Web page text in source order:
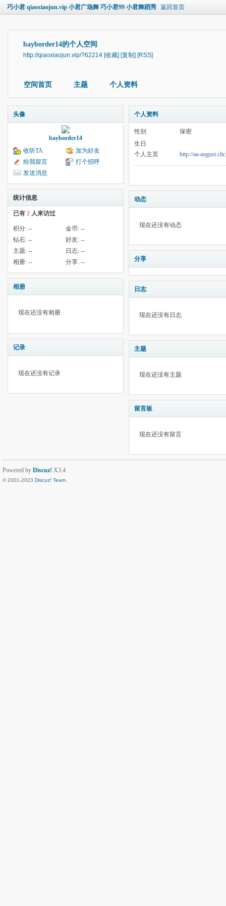
巧小君 qiaoxiaojun.vip 小君广场舞 巧小君99 小君舞蹈秀 返回首页
bayborder14的个人空间
http://qiaoxiaojun.vip/?62214 [收藏] [复制] [RSS]
空间首页 主题 个人资料
头像
bayborder14
收听TA
加为好友
给我留言
打个招呼
发送消息
统计信息
已有 2 人来访过
积分: -- 金币: --
钻石: -- 好友: --
主题: -- 日志: --
相册: -- 分享: --
相册
现在还没有相册
记录
现在还没有记录
个人资料
性别
保密
生日
个人主页
http://aa-
动态
现在还没有动态
分享
日志
现在还没有日志
主题
现在还没有主题
留言板
现在还没有留言
Powered by Discuz! X3.4
© 2001-2023 Discuz! Team